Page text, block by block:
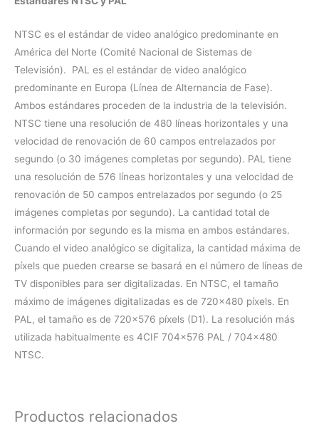
NTSC es el estándar de video analógico predominante en
América del Norte (Comité Nacional de Sistemas de
Televisión). PAL es el estándar de video analógico
predominante en Europa (Línea de Alternancia de Fase).
Ambos estándares proceden de la industria de la televisión.
NTSC tiene una resolución de 480 líneas horizontales y una
velocidad de renovación de 60 campos entrelazados por
segundo (o 30 imágenes completas por segundo). PAL tiene
una resolución de 576 líneas horizontales y una velocidad de
renovación de 50 campos entrelazados por segundo (o 25
imágenes completas por segundo). La cantidad total de
información por segundo es la misma en ambos estándares.
Cuando el video analógico se digitaliza, la cantidad máxima de
píxels que pueden crearse se basará en el número de líneas de
TV disponibles para ser digitalizadas. En NTSC, el tamaño
máximo de imágenes digitalizadas es de 720×480 píxels. En
PAL, el tamaño es de 720×576 píxels (D1). La resolución más
utilizada habitualmente es 4CIF 704×576 PAL / 704×480
NTSC.
Productos relacionados